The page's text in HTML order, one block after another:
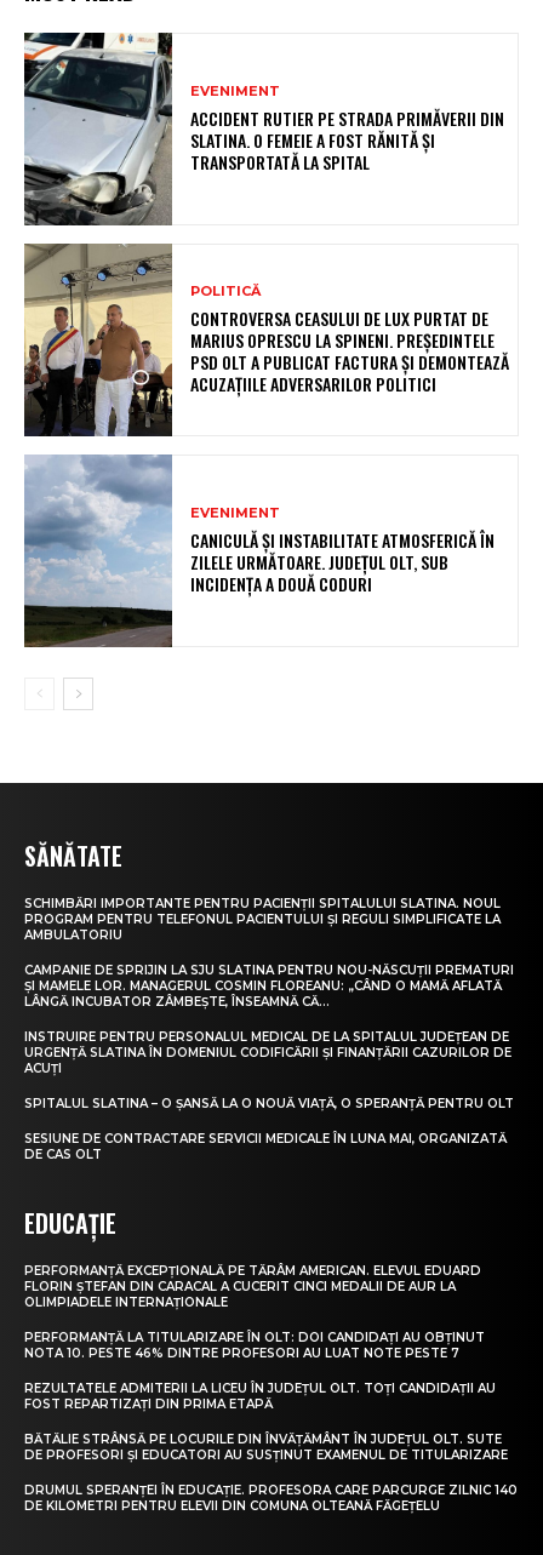
EVENIMENT
ACCIDENT RUTIER PE STRADA PRIMĂVERII DIN
SLATINA. O FEMEIE A FOST RĂNITĂ ȘI
TRANSPORTATĂ LA SPITAL
POLITICĂ
CONTROVERSA CEASULUI DE LUX PURTAT DE
MARIUS OPRESCU LA SPINENI. PREȘEDINTELE
PSD OLT A PUBLICAT FACTURA ȘI DEMONTEAZĂ
ACUZAȚIILE ADVERSARILOR POLITICI
EVENIMENT
CANICULĂ ȘI INSTABILITATE ATMOSFERICĂ ÎN
ZILELE URMĂTOARE. JUDEȚUL OLT, SUB
INCIDENȚA A DOUĂ CODURI
SĂNĂTATE
SCHIMBĂRI IMPORTANTE PENTRU PACIENȚII SPITALULUI SLATINA. NOUL
PROGRAM PENTRU TELEFONUL PACIENTULUI ȘI REGULI SIMPLIFICATE LA
AMBULATORIU
CAMPANIE DE SPRIJIN LA SJU SLATINA PENTRU NOU-NĂSCUȚII PREMATURI
ȘI MAMELE LOR. MANAGERUL COSMIN FLOREANU: „CÂND O MAMĂ AFLATĂ
LÂNGĂ INCUBATOR ZÂMBEȘTE, ÎNSEAMNĂ CĂ...
INSTRUIRE PENTRU PERSONALUL MEDICAL DE LA SPITALUL JUDEȚEAN DE
URGENȚĂ SLATINA ÎN DOMENIUL CODIFICĂRII ȘI FINANȚĂRII CAZURILOR DE
ACUȚI
SPITALUL SLATINA – O ȘANSĂ LA O NOUĂ VIAȚĂ, O SPERANȚĂ PENTRU OLT
SESIUNE DE CONTRACTARE SERVICII MEDICALE ÎN LUNA MAI, ORGANIZATĂ
DE CAS OLT
EDUCAȚIE
PERFORMANȚĂ EXCEPȚIONALĂ PE TĂRÂM AMERICAN. ELEVUL EDUARD
FLORIN ȘTEFAN DIN CARACAL A CUCERIT CINCI MEDALII DE AUR LA
OLIMPIADELE INTERNAȚIONALE
PERFORMANȚĂ LA TITULARIZARE ÎN OLT: DOI CANDIDAȚI AU OBȚINUT
NOTA 10. PESTE 46% DINTRE PROFESORI AU LUAT NOTE PESTE 7
REZULTATELE ADMITERII LA LICEU ÎN JUDEȚUL OLT. TOȚI CANDIDAȚII AU
FOST REPARTIZAȚI DIN PRIMA ETAPĂ
BĂTĂLIE STRÂNSĂ PE LOCURILE DIN ÎNVĂȚĂMÂNT ÎN JUDEȚUL OLT. SUTE
DE PROFESORI ȘI EDUCATORI AU SUSȚINUT EXAMENUL DE TITULARIZARE
DRUMUL SPERANȚEI ÎN EDUCAȚIE. PROFESORA CARE PARCURGE ZILNIC 140
DE KILOMETRI PENTRU ELEVII DIN COMUNA OLTEANĂ FĂGEȚELU